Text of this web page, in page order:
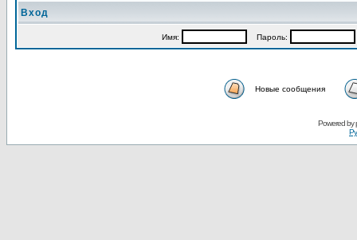
Вход
Имя: Пароль:
Новые сообщения
Powered by